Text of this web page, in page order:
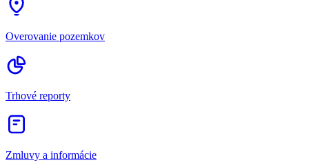
Overovanie pozemkov
Trhové reporty
Zmluvy a informácie